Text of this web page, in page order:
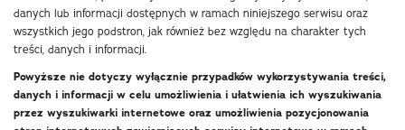
danych lub informacji dostępnych w ramach niniejszego serwisu oraz
wszystkich jego podstron, jak również bez względu na charakter tych
treści, danych i informacji.
Powyższe nie dotyczy wyłącznie przypadków wykorzystywania treści,
danych i informacji w celu umożliwienia i ułatwienia ich wyszukiwania
przez wyszukiwarki internetowe oraz umożliwienia pozycjonowania